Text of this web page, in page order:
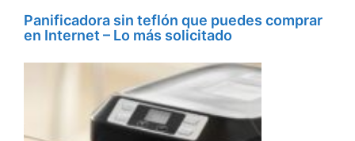
Panificadora sin teflón que puedes comprar
en Internet – Lo más solicitado